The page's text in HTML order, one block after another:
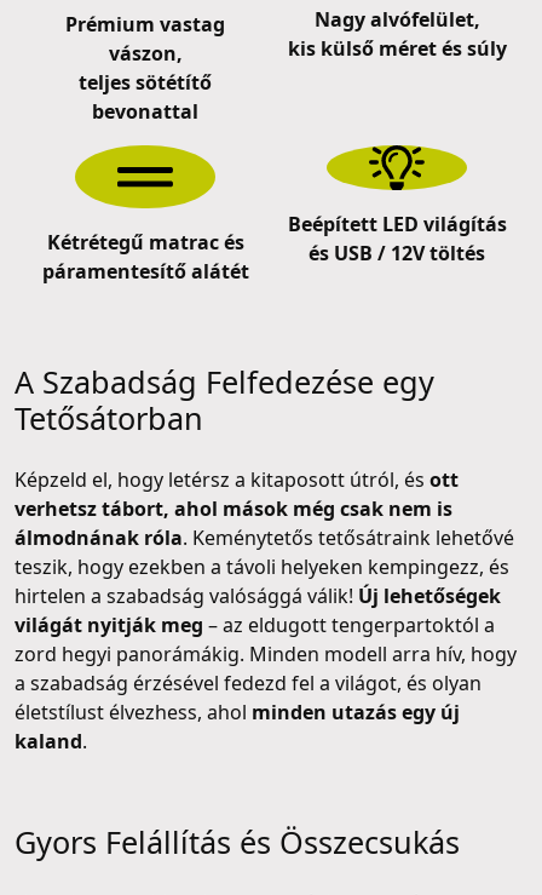
Prémium vastag
vászon,
teljes sötétítő
bevonattal
Nagy alvófelület,
kis külső méret és súly
Kétrétegű matrac és
páramentesítő alátét
Beépített LED világítás
és USB / 12V töltés
A Szabadság Felfedezése egy
Tetősátorban
Képzeld el, hogy letérsz a kitaposott útról, és ott
verhetsz tábort, ahol mások még csak nem is
álmodnának róla. Keménytetős tetősátraink lehetővé
teszik, hogy ezekben a távoli helyeken kempingezz, és
hirtelen a szabadság valósággá válik! Új lehetőségek
világát nyitják meg – az eldugott tengerpartoktól a
zord hegyi panorámákig. Minden modell arra hív, hogy
a szabadság érzésével fedezd fel a világot, és olyan
életstílust élvezhess, ahol minden utazás egy új
kaland.
Gyors Felállítás és Összecsukás